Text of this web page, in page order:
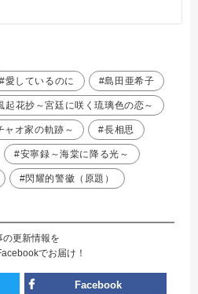
#愛しているのに #島田亜希子
起花抄～宮廷に咲く琉璃色の恋～
ャオ家の軌跡～ #長相思
#安寧録～海棠に降る光～
#閃耀的警徽（原題）
の更新情報を
でお届け！
Facebook